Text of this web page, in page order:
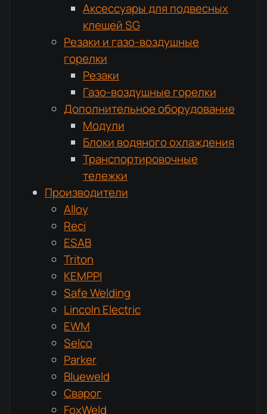
Аксессуары для подвесных
клещей SG
Резаки и газо-воздушные
горелки
Резаки
Газо-воздушные горелки
Дополнительное оборудование
Модули
Блоки водяного охлаждения
Транспортировочные
тележки
Производители
Alloy
Reci
ESAB
Triton
KEMPPI
Safe Welding
Lincoln Electric
EWM
Selco
Parker
Blueweld
Сварог
FoxWeld